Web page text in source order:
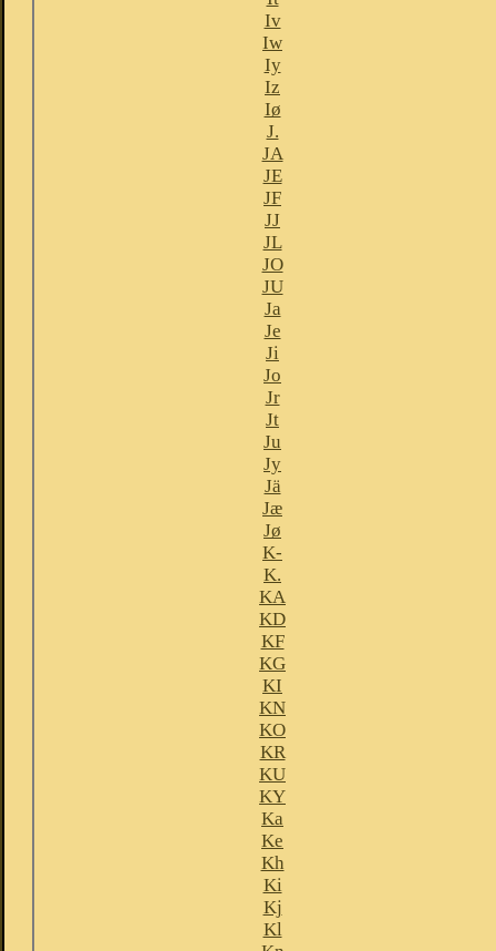
Iv
Iw
Iy
Iz
Iø
J.
JA
JE
JF
JJ
JL
JO
JU
Ja
Je
Ji
Jo
Jr
Jt
Ju
Jy
Jä
Jæ
Jø
K-
K.
KA
KD
KF
KG
KI
KN
KO
KR
KU
KY
Ka
Ke
Kh
Ki
Kj
Kl